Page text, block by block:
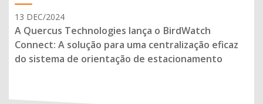
13 DEC/2024
A Quercus Technologies lança o BirdWatch
Connect: A solução para uma centralização eficaz
do sistema de orientação de estacionamento